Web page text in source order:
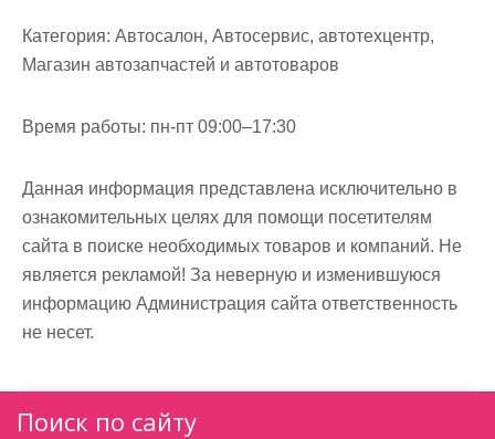
Категория: Автосалон, Автосервис, автотехцентр,
Магазин автозапчастей и автотоваров
Время работы: пн-пт 09:00–17:30
Данная информация представлена исключительно в
ознакомительных целях для помощи посетителям
сайта в поиске необходимых товаров и компаний. Не
является рекламой! За неверную и изменившуюся
информацию Администрация сайта ответственность
не несет.
Поиск по сайту